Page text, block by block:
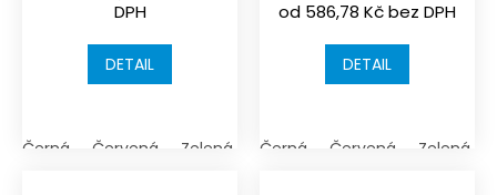
DPH
DETAIL
Černá Červená Zelená Antracit (tmavá šedá)
s rastrem 15mm
| spojení kolíky
od 586,78 Kč bez DPH
DETAIL
Černá Červená Zelená